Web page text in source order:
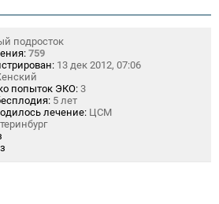
подросток
759
13 дек 2012, 07:06
попыток ЭКО: 3
5 лет
лечение: ЦСМ